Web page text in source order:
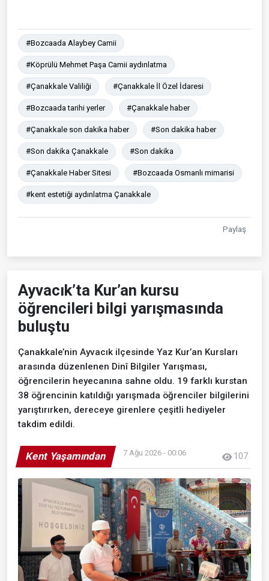
#Bozcaada Alaybey Camii
#Köprülü Mehmet Paşa Camii aydınlatma
#Çanakkale Valiliği #Çanakkale İl Özel İdaresi
#Bozcaada tarihi yerler #Çanakkale haber
#Çanakkale son dakika haber #Son dakika haber
#Son dakika Çanakkale #Son dakika
#Çanakkale Haber Sitesi #Bozcaada Osmanlı mimarisi
#kent estetiği aydınlatma Çanakkale
Paylaş
Ayvacık’ta Kur’an kursu
öğrencileri bilgi yarışmasında
buluştu
Çanakkale’nin Ayvacık ilçesinde Yaz Kur’an Kursları
arasında düzenlenen Dinî Bilgiler Yarışması,
öğrencilerin heyecanına sahne oldu. 19 farklı kurstan
38 öğrencinin katıldığı yarışmada öğrenciler bilgilerini
yarıştırırken, dereceye girenlere çeşitli hediyeler
takdim edildi.
Kent Yaşamından 7 Ağu 2026 - 00:06 107